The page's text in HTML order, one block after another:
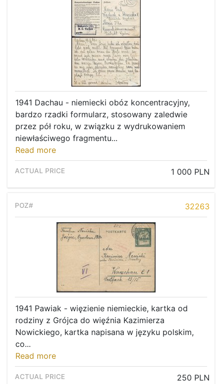
1941 Dachau - niemiecki obóz koncentracyjny,
bardzo rzadki formularz, stosowany zaledwie
przez pół roku, w związku z wydrukowaniem
niewłaściwego fragmentu...
Read more
1 000 PLN
32263
1941 Pawiak - więzienie niemieckie, kartka od
rodziny z Grójca do więźnia Kazimierza
Nowickiego, kartka napisana w języku polskim,
co...
Read more
250 PLN